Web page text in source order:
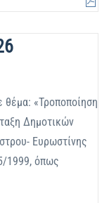
«Τροποποίηση
Δημοτικών
Ευρωστίνης
1999, όπως